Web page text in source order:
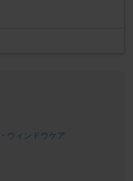
ウィンドウケア